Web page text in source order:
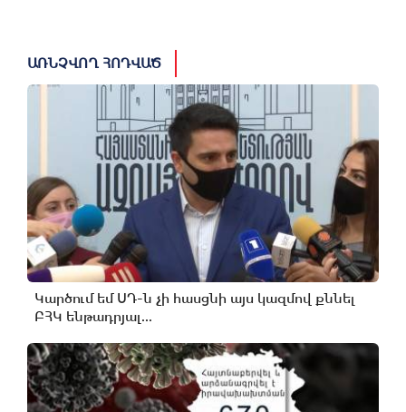
ԱՌՆՉՎՈՂ ՀՈԴՎԱԾ
Կարծում եմ ՍԴ-ն չի հասցնի այս կազմով քննել
ԲՀԿ ենթադրյալ...